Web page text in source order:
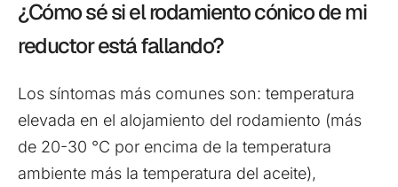
¿Cómo sé si el rodamiento cónico de mi
reductor está fallando?
Los síntomas más comunes son: temperatura
elevada en el alojamiento del rodamiento (más
de 20-30 °C por encima de la temperatura
ambiente más la temperatura del aceite),